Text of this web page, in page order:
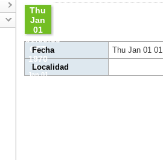
Thu
Jan
01
01:00:00
CET
1970
Thu
Jan 01
Fecha
Thu Jan 01
Localidad